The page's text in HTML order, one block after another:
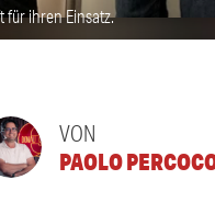
für ihren Einsatz.
VON
PAOLO